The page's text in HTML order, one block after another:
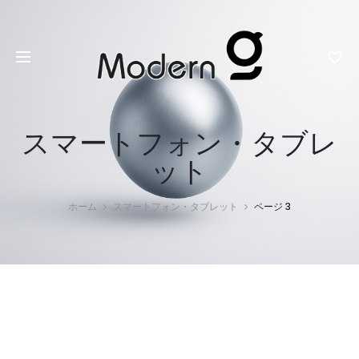
スマートフォン・タブレ
ット
ホーム スマートフォン・タブレット ページ 3